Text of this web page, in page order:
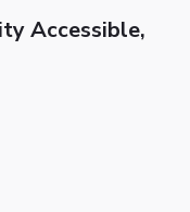
Accessible,